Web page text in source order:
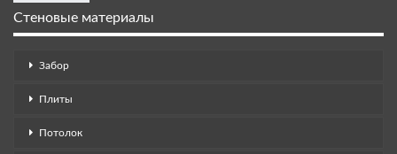
Стеновые материалы
Забор
Плиты
Потолок